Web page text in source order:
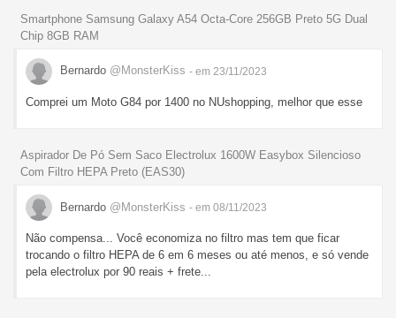
Smartphone Samsung Galaxy A54 Octa-Core 256GB Preto 5G Dual
Chip 8GB RAM
Bernardo @MonsterKiss - em 23/11/2023
Comprei um Moto G84 por 1400 no NUshopping, melhor que esse
Aspirador De Pó Sem Saco Electrolux 1600W Easybox Silencioso
Com Filtro HEPA Preto (EAS30)
Bernardo @MonsterKiss - em 08/11/2023
Não compensa... Você economiza no filtro mas tem que ficar
trocando o filtro HEPA de 6 em 6 meses ou até menos, e só vende
pela electrolux por 90 reais + frete...